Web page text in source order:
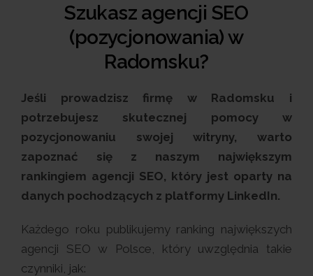
Szukasz agencji SEO
(pozycjonowania) w
Radomsku?
Jeśli prowadzisz firmę w Radomsku i
potrzebujesz skutecznej pomocy w
pozycjonowaniu swojej witryny, warto
zapoznać się z naszym największym
rankingiem agencji SEO, który jest oparty na
danych pochodzących z platformy LinkedIn.
Każdego roku publikujemy ranking największych
agencji SEO w Polsce, który uwzględnia takie
czynniki, jak: